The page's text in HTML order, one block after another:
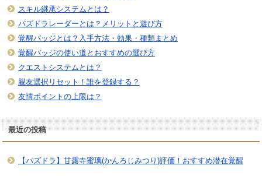
スキル継承システムとは？
パズドラレーダーとは？メリットと遊び方
覚醒バッジとは？入手方法・効果・種類まとめ
覚醒バッジの使い道とおすすめの選び方
クエストシステムとは？
親友選択リセット！誰を登録する？
友情ポイントの上限は？
最近の投稿
【パズドラ】甘露寺蜜璃(かんろじみつり)評価！おすすめ潜在覚醒